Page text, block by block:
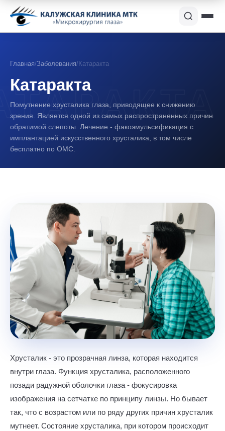
Главная/Заболевания/Катаракта
Катаракта
Помутнение хрусталика глаза, приводящее к снижению
зрения. Является одной из самых распространенных причин
обратимой слепоты. Лечение - факоэмульсификация с
имплантацией искусственного хрусталика, в том числе
бесплатно по ОМС.
Хрусталик - это прозрачная линза, которая находится
внутри глаза. Функция хрусталика, расположенного
позади радужной оболочки глаза - фокусировка
изображения на сетчатке по принципу линзы. Но бывает
так, что с возрастом или по ряду других причин хрусталик
мутнеет. Состояние хрусталика, при котором происходит